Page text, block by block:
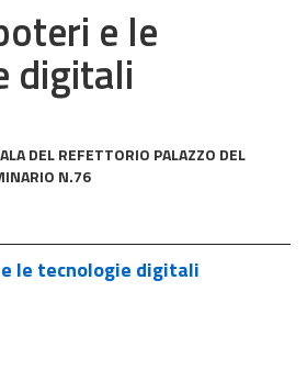
e le
digitali
DEL REFETTORIO PALAZZO DEL
N.76
le tecnologie digitali